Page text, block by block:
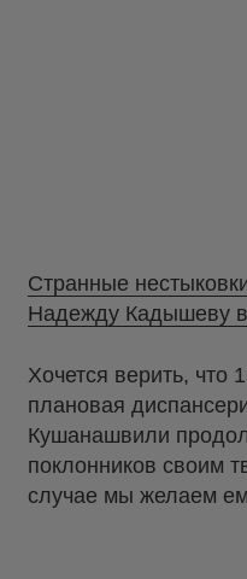
Странные
Надежду Кадышеву
Хочется верить, что
плановая
Кушанашвили
поклонников своим
случае мы желаем